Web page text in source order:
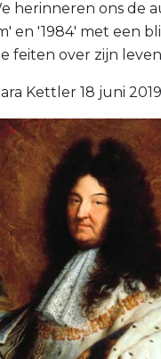
herinneren ons de
en '1984' met een
feiten over zijn
Kettler 18 juni 2019